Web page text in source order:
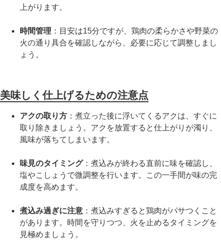
上がります。
時間管理 ：目安は15分ですが、鶏肉の柔らかさや野菜の
火の通り具合を確認しながら、必要に応じて調整しまし
ょう。
美味しく仕上げるための注意点
アクの取り方 ：煮立った後に浮いてくるアクは、すぐに
取り除きましょう。アクを放置すると仕上がりが濁り、
風味が落ちてしまいます。
味見のタイミング：煮込みが終わる直前に味を確認し、
塩やこしょうで微調整を行います。この一手間が味の完
成度を高めます。
煮込み過ぎに注意 ：煮込みすぎると鶏肉がパサつくこと
があります。時間を守りつつ、火を止めるタイミングを
見極めましょう。